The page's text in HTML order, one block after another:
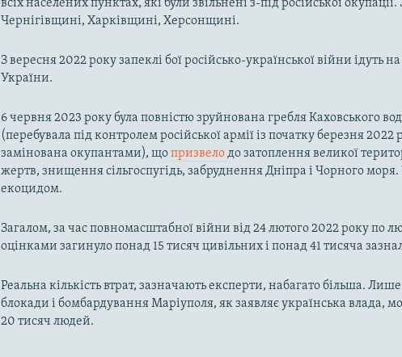
всіх населених пунктах, які були звільнені з-під російської
Чернігівщині, Харківщині, Херсонщині.
З вересня 2022 року запеклі бої російсько-української війни ідуть на
України.
6 червня 2023 року була повністю зруйнована гребля Каховського
(перебувала під контролем російської армії із початку березня 2022
замінована окупантами), щопризвелодо затоплення великої
жертв, знищення сільгоспугідь, забруднення Дніпра і Чорного моря.
екоцидом.
Загалом, за час повномасштабної війни від 24 лютого 2022 року по
оцінками загинуло понад 15 тисяч цивільних і понад 41 тисяча
Реальна кількість втрат, зазначають експерти, набагато більша. Лише
блокади і бомбардування Маріуполя, як заявляє українська влада,
20 тисяч людей.